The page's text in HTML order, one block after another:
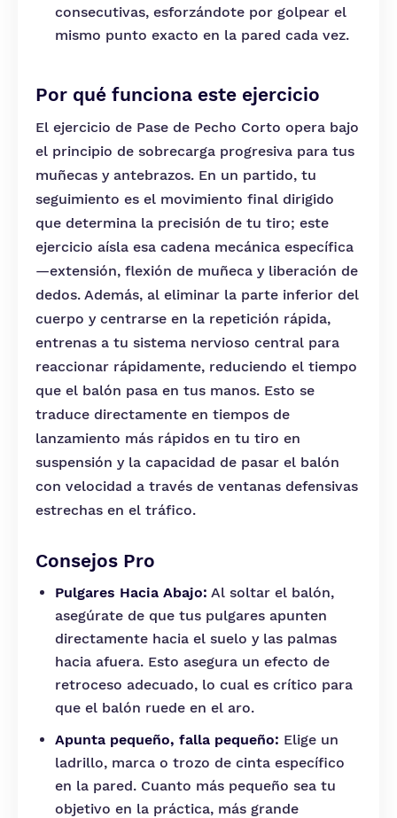
consecutivas, esforzándote por golpear el
mismo punto exacto en la pared cada vez.
Por qué funciona este ejercicio
El ejercicio de Pase de Pecho Corto opera bajo
el principio de sobrecarga progresiva para tus
muñecas y antebrazos. En un partido, tu
seguimiento es el movimiento final dirigido
que determina la precisión de tu tiro; este
ejercicio aísla esa cadena mecánica específica
—extensión, flexión de muñeca y liberación de
dedos. Además, al eliminar la parte inferior del
cuerpo y centrarse en la repetición rápida,
entrenas a tu sistema nervioso central para
reaccionar rápidamente, reduciendo el tiempo
que el balón pasa en tus manos. Esto se
traduce directamente en tiempos de
lanzamiento más rápidos en tu tiro en
suspensión y la capacidad de pasar el balón
con velocidad a través de ventanas defensivas
estrechas en el tráfico.
Consejos Pro
Pulgares Hacia Abajo: Al soltar el balón,
asegúrate de que tus pulgares apunten
directamente hacia el suelo y las palmas
hacia afuera. Esto asegura un efecto de
retroceso adecuado, lo cual es crítico para
que el balón ruede en el aro.
Apunta pequeño, falla pequeño: Elige un
ladrillo, marca o trozo de cinta específico
en la pared. Cuanto más pequeño sea tu
objetivo en la práctica, más grande